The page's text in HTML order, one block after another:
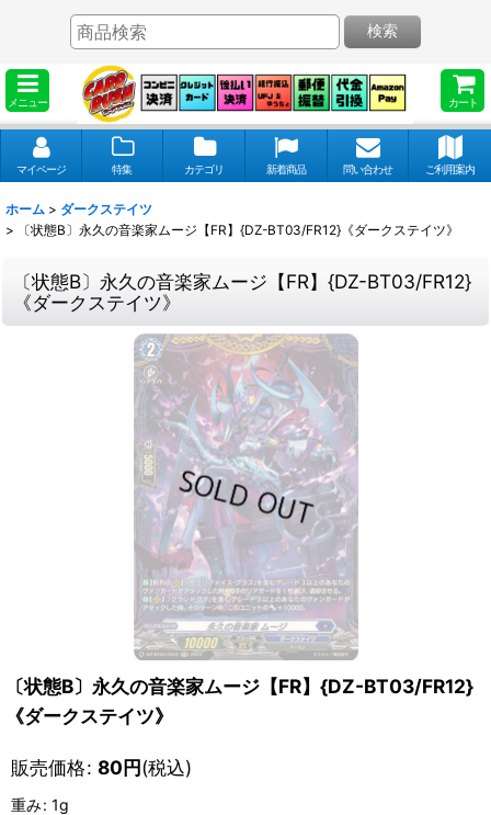
メニュー カート
検索
マイページ 特集 カテゴリ 新着商品 問い合わせ ご利用案内
ホーム > ダークステイツ
>
〔状態B〕永久の音楽家ムージ【FR】{DZ-BT03/FR12}《ダークステイツ》
〔状態B〕永久の音楽家ムージ【FR】{DZ-BT03/FR12}
《ダークステイツ》
〔状態B〕永久の音楽家ムージ【FR】{DZ-BT03/FR12}
《ダークステイツ》
販売価格: 80円(税込)
重み: 1g